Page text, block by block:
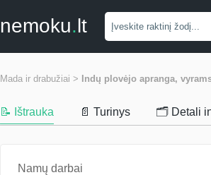
nemoku.lt
Mada ir drabužiai > Indų plovėjo apranga,
📝 Ištrauka 📄 Turinys 🗂️ Detali
Namų darbai